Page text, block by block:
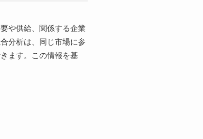
や供給、関係する企業
分析は、同じ市場に参
ます。この情報を基